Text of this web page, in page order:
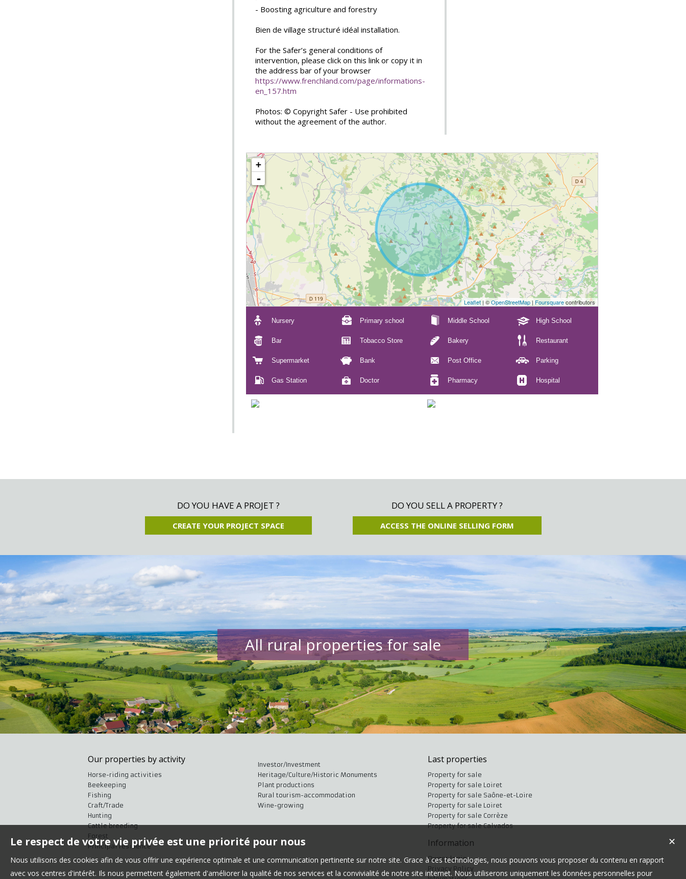
- Boosting agriculture and forestry
Bien de village structuré idéal installation.
For the Safer’s general conditions of
intervention, please click on this link or copy it in
the address bar of your browser
https://www.frenchland.com/page/informations-
en_157.htm
Photos: © Copyright Safer - Use prohibited
without the agreement of the author.
+
-
Leaflet | ©OpenStreetMap | Foursquarecontributors
Nursery Primary school Middle School High School
Bar Tobacco Store Bakery Restaurant
Supermarket Bank Post Office Parking
Gas Station Doctor Pharmacy Hospital
DO YOU HAVE A PROJET ?
CREATE YOUR PROJECT SPACE
DO YOU SELL A PROPERTY ?
ACCESS THE ONLINE SELLING FORM
All rural properties for sale
Our properties by activity
Horse-riding activities
Beekeeping
Fishing
Craft/Trade
Hunting
Cattle breeding
Forest
Principal residence
Investor/Investment
Heritage/Culture/Historic Monuments
Plant productions
Rural tourism-accommodation
Wine-growing
Last properties
Property for sale
Property for sale Loiret
Property for sale Saône-et-Loire
Property for sale Loiret
Property for sale Corrèze
Property for sale Calvados
Information
Owner login
Privacy Policy
✕
Le respect de votre vie privée est une priorité pour nous
Nous utilisons des cookies afin de vous offrir une expérience optimale et une communication pertinente sur notre site. Grace à ces technologies, nous pouvons vous proposer du contenu en rapport
avec vos centres d'intérêt. Ils nous permettent également d'améliorer la qualité de nos services et la convivialité de notre site internet. Nous utiliserons uniquement les données personnelles pour